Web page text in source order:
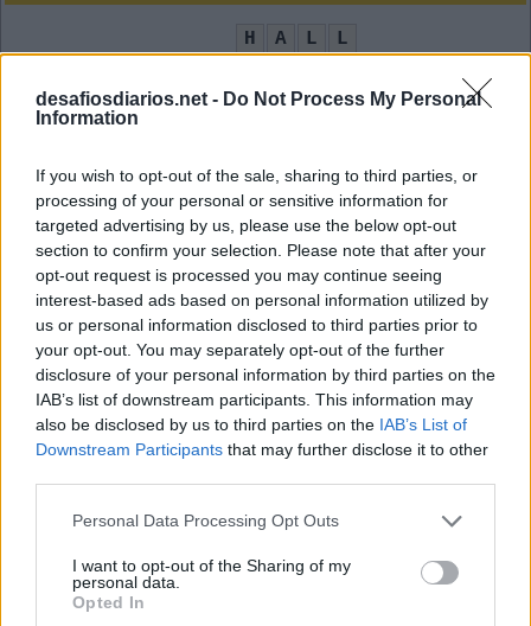
desafiosdiarios.net - Do Not Process My Personal
Information
If you wish to opt-out of the sale, sharing to third parties, or
processing of your personal or sensitive information for
targeted advertising by us, please use the below opt-out
section to confirm your selection. Please note that after your
opt-out request is processed you may continue seeing
interest-based ads based on personal information utilized by
us or personal information disclosed to third parties prior to
your opt-out. You may separately opt-out of the further
disclosure of your personal information by third parties on the
IAB’s list of downstream participants. This information may
also be disclosed by us to third parties on the IAB’s List of
Downstream Participants that may further disclose it to other
Personal Data Processing Opt Outs
I want to opt-out of the Sharing of my
personal data.
Opted In
H A L
L
D
O N U T
S
E
S P O R
A
M
E I R
A
R
E A L
Torta em inglês:
P
I
E
Onomatopeia do som feito ao bater numa porta:
T
O
C
A
N
Ocorre, acontece: